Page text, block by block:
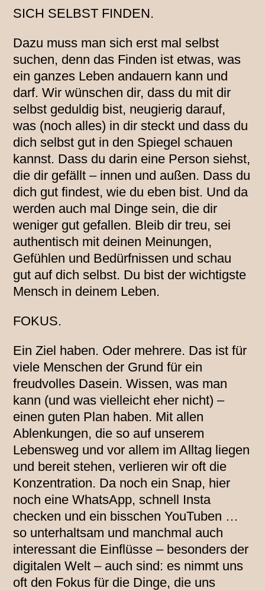
SICH SELBST FINDEN.
Dazu muss man sich erst mal selbst
suchen, denn das Finden ist etwas, was
ein ganzes Leben andauern kann und
darf. Wir wünschen dir, dass du mit dir
selbst geduldig bist, neugierig darauf,
was (noch alles) in dir steckt und dass du
dich selbst gut in den Spiegel schauen
kannst. Dass du darin eine Person siehst,
die dir gefällt – innen und außen. Dass du
dich gut findest, wie du eben bist. Und da
werden auch mal Dinge sein, die dir
weniger gut gefallen. Bleib dir treu, sei
authentisch mit deinen Meinungen,
Gefühlen und Bedürfnissen und schau
gut auf dich selbst. Du bist der wichtigste
Mensch in deinem Leben.
FOKUS.
Ein Ziel haben. Oder mehrere. Das ist für
viele Menschen der Grund für ein
freudvolles Dasein. Wissen, was man
kann (und was vielleicht eher nicht) –
einen guten Plan haben. Mit allen
Ablenkungen, die so auf unserem
Lebensweg und vor allem im Alltag liegen
und bereit stehen, verlieren wir oft die
Konzentration. Da noch ein Snap, hier
noch eine WhatsApp, schnell Insta
checken und ein bisschen YouTuben …
so unterhaltsam und manchmal auch
interessant die Einflüsse – besonders der
digitalen Welt – auch sind: es nimmt uns
oft den Fokus für die Dinge, die uns